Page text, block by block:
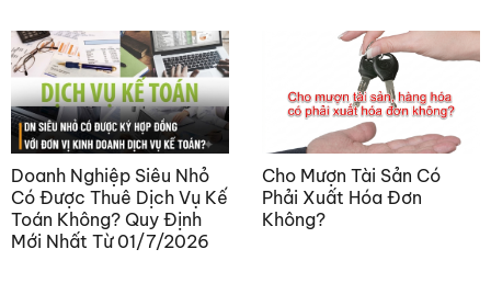
Doanh Nghiệp Siêu Nhỏ
Có Được Thuê Dịch Vụ Kế
Toán Không? Quy Định
Mới Nhất Từ 01/7/2026
Cho Mượn Tài Sản Có
Phải Xuất Hóa Đơn
Không?